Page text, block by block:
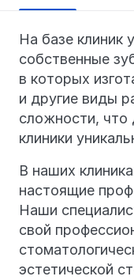
На базе клиник
собственные
в которых
и другие виды
сложности, что
клиники
В наших
настоящие
Наши
свой
эстетической